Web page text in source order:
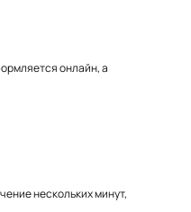
онлайн, а
нескольких минут,